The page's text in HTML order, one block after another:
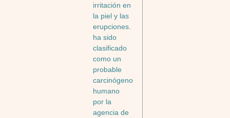
irritación en
la piel y las
erupciones.
ha sido
clasificado
como un
probable
carcinógeno
humano
por la
agencia de